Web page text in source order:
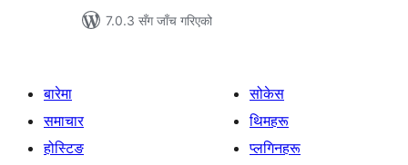
7.0.3 सँग जाँच गरिएको
बारेमा
समाचार
होस्टिङ
सोकेस
थिमहरू
प्लगिनहरू